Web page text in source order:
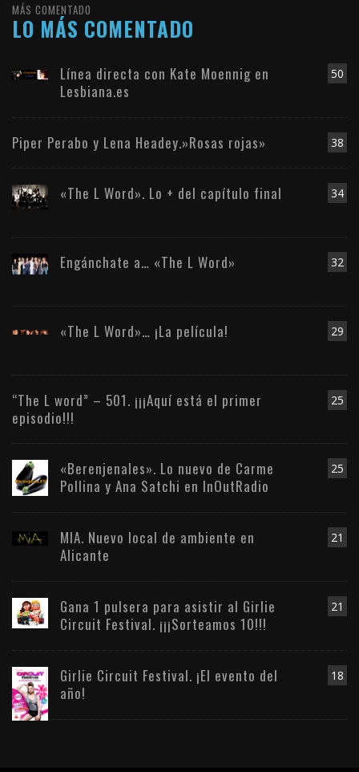
MÁS COMENTADO
LO MÁS COMENTADO
50
Línea directa con Kate Moennig en
Lesbiana.es
38
Piper Perabo y Lena Headey.»Rosas rojas»
34
«The L Word». Lo + del capítulo final
32
Engánchate a… «The L Word»
29
«The L Word»… ¡La película!
25
“The L word” – 501. ¡¡¡Aquí está el primer
episodio!!!
25
«Berenjenales». Lo nuevo de Carme
Pollina y Ana Satchi en InOutRadio
21
MIA. Nuevo local de ambiente en
Alicante
21
Gana 1 pulsera para asistir al Girlie
Circuit Festival. ¡¡¡Sorteamos 10!!!
18
Girlie Circuit Festival. ¡El evento del
año!